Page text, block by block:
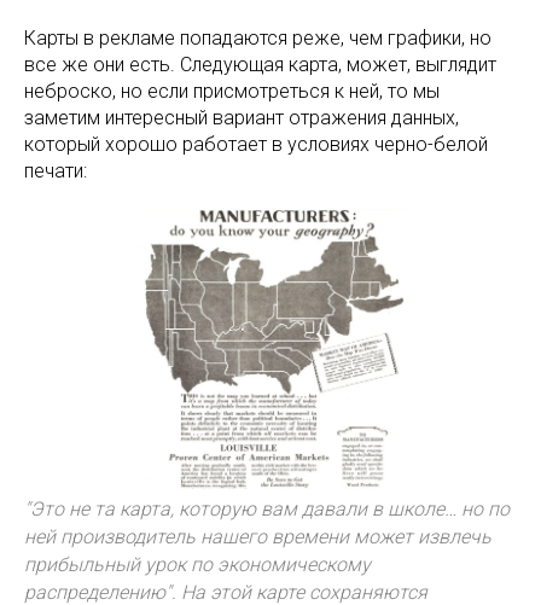
Карты в рекламе попадаются реже, чем графики, но
все же они есть. Следующая карта, может, выглядит
неброско, но если присмотреться к ней, то мы
заметим интересный вариант отражения данных,
который хорошо работает в условиях черно-белой
печати:
"Это не та карта, которую вам давали в школе… но по
ней производитель нашего времени может извлечь
прибыльный урок по экономическому
распределению". На этой карте сохраняются